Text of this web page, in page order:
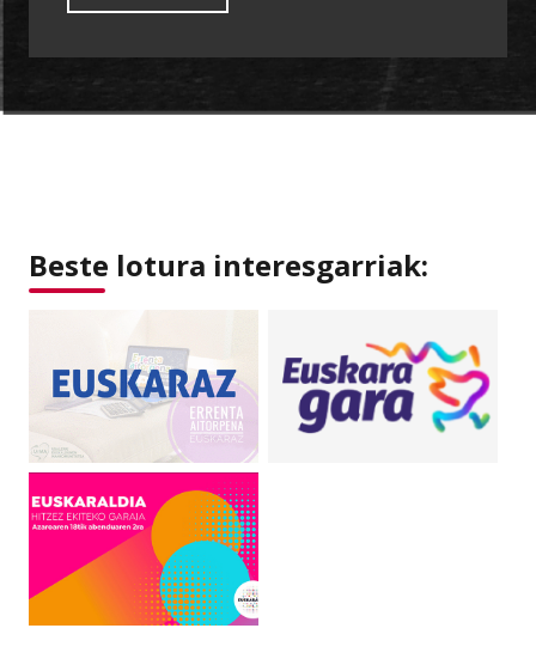
Beste lotura interesgarriak: